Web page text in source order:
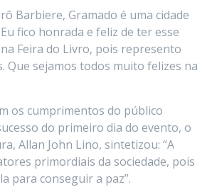
Barbiere, Gramado é uma cidade
fico honrada e feliz de ter esse
Feira do Livro, pois represento
Que sejamos todos muito felizes na
os cumprimentos do público
do primeiro dia do evento, o
Allan John Lino, sintetizou: “A
primordiais da sociedade, pois
para conseguir a paz”.